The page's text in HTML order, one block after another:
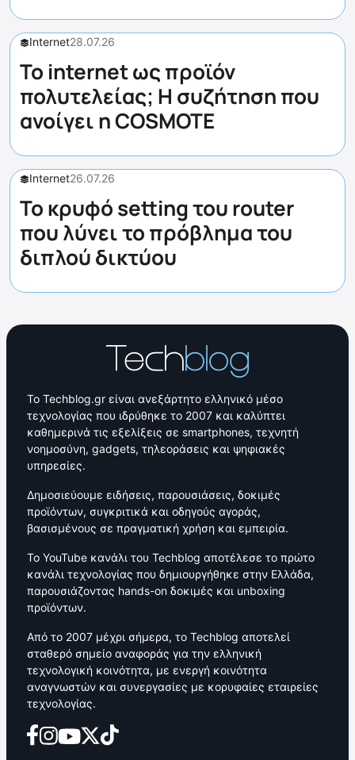
Internet28.07.26
Το internet ως προϊόν
πολυτελείας; Η συζήτηση που
ανοίγει η COSMOTE
Internet26.07.26
Το κρυφό setting του router
που λύνει το πρόβλημα του
διπλού δικτύου
Το Techblog.gr είναι ανεξάρτητο ελληνικό μέσο
τεχνολογίας που ιδρύθηκε το 2007 και καλύπτει
καθημερινά τις εξελίξεις σε smartphones, τεχνητή
νοημοσύνη, gadgets, τηλεοράσεις και ψηφιακές
υπηρεσίες.
Δημοσιεύουμε ειδήσεις, παρουσιάσεις, δοκιμές
προϊόντων, συγκριτικά και οδηγούς αγοράς,
βασισμένους σε πραγματική χρήση και εμπειρία.
Το YouTube κανάλι του Techblog αποτέλεσε το πρώτο
κανάλι τεχνολογίας που δημιουργήθηκε στην Ελλάδα,
παρουσιάζοντας hands-on δοκιμές και unboxing
προϊόντων.
Από το 2007 μέχρι σήμερα, το Techblog αποτελεί
σταθερό σημείο αναφοράς για την ελληνική
τεχνολογική κοινότητα, με ενεργή κοινότητα
αναγνωστών και συνεργασίες με κορυφαίες εταιρείες
τεχνολογίας.